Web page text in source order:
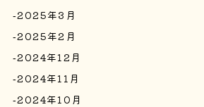
2025年3月
2025年2月
2024年12月
2024年11月
2024年10月